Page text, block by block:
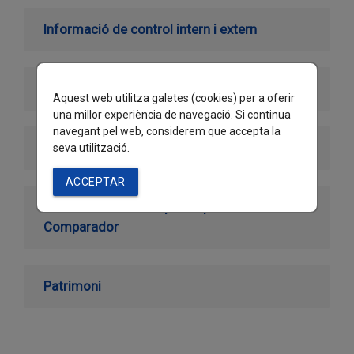
Aquest web utilitza galetes (cookies) per a oferir
una millor experiència de navegació. Si continua
navegant pel web, considerem que accepta la
seva utilització.
ACCEPTAR
Informació de control intern i extern
Pressupost en gràfics
Comparador
Patrimoni